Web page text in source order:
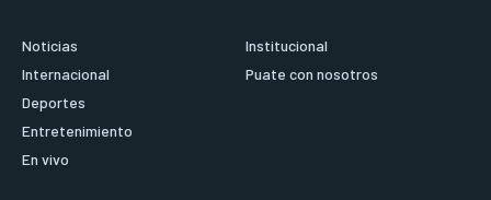
Noticias
Internacional
Deportes
Entretenimiento
En vivo
Institucional
Puate con nosotros